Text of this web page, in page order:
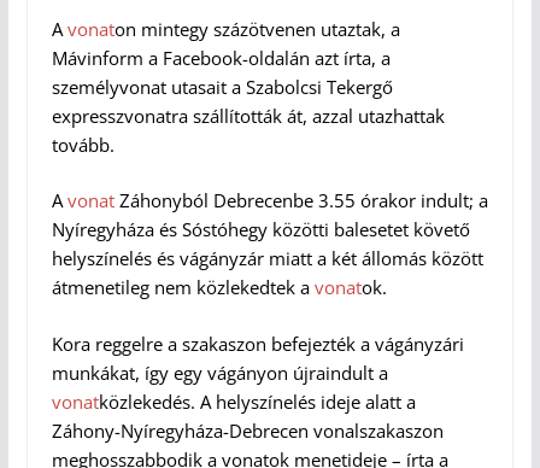
A vonaton mintegy százötvenen utaztak, a
Mávinform a Facebook-oldalán azt írta, a
személyvonat utasait a Szabolcsi Tekergő
expresszvonatra szállították át, azzal utazhattak
tovább.
AvonatZáhonyból Debrecenbe 3.55 órakor indult; a
Nyíregyháza és Sóstóhegy közötti balesetet követő
helyszínelés és vágányzár miatt a két állomás között
átmenetileg nem közlekedtek avonatok.
Kora reggelre a szakaszon befejezték a vágányzári
munkákat, így egy vágányon újraindult a
vonatközlekedés. A helyszínelés ideje alatt a
Záhony-Nyíregyháza-Debrecen vonalszakaszon
meghosszabbodik a vonatok menetideje – írta a